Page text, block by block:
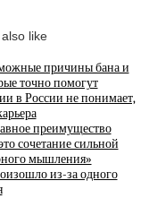
like
причины бана и
точно помогут
в России не понимает,
преимущество
сочетание сильной
мышления»
из-за одного